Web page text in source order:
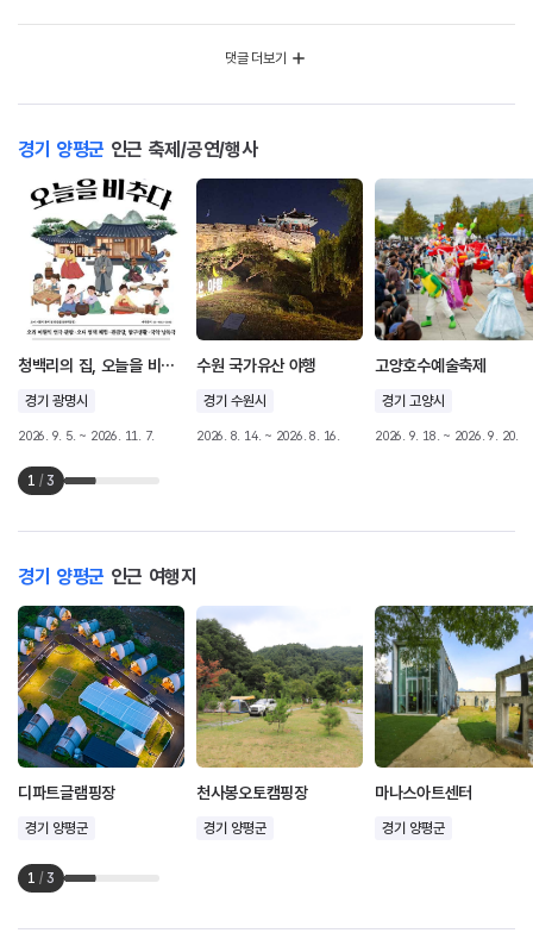
댓글 더보기
경기 양평군 인근 축제/공연/행사
청백리의 집, 오늘을 비추다
경기 광명시
2026. 9. 5. ~ 2026. 11. 7.
수원 국가유산 야행
경기 수원시
2026. 8. 14. ~ 2026. 8. 16.
고양호수예술축제
경기 고양시
2026. 9. 18. ~ 2026. 9. 20.
1 / 3
경기 양평군 인근 여행지
디파트글램핑장
경기 양평군
천사봉오토캠핑장
경기 양평군
마나스아트센터
경기 양평군
1 / 3